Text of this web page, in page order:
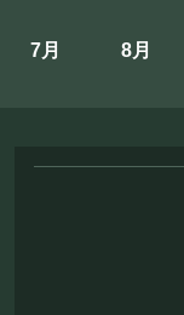
7月 8月